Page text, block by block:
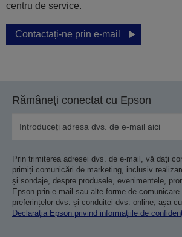
centru de service.
Contactați-ne prin e-mail
Rămâneți conectat cu Epson
Prin trimiterea adresei dvs. de e-mail, vă dați
primiți comunicări de marketing, inclusiv
și sondaje, despre produsele, evenimentele,
Epson prin e-mail sau alte forme de
preferințelor dvs. și conduitei dvs. online, așa
Declarația Epson privind informațiile de